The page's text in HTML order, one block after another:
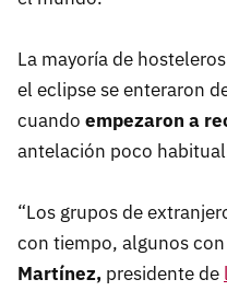
La mayoría de
el eclipse se enteraron
cuando empezaron a
antelación poco
“Los grupos de
con tiempo, algunos
Martínez, presidente de